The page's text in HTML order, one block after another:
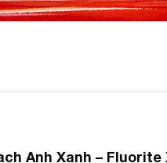
Anh Xanh – Fluorite